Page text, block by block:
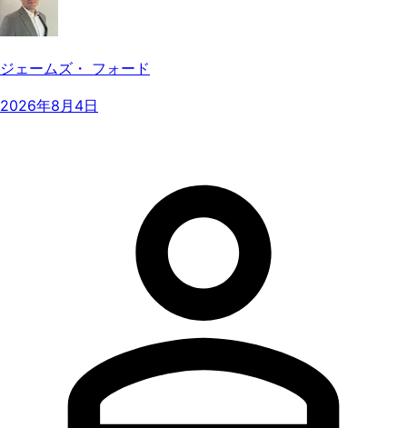
ジェームズ・ フォード
2026年8月4日